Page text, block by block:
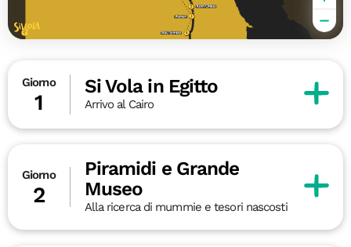
Giorno
1
Si Vola in Egitto
Arrivo al Cairo
Giorno
2
Piramidi e Grande
Museo
Alla ricerca di mummie e tesori nascosti